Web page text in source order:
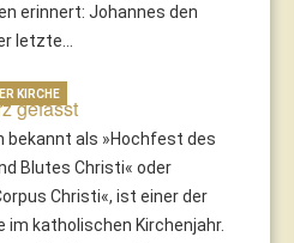
erinnert: Johannes den
letzte…
gefasst
bekannt als »Hochfest des
Blutes Christi« oder
Christi«, ist einer der
im katholischen Kirchenjahr.
KIRCHE